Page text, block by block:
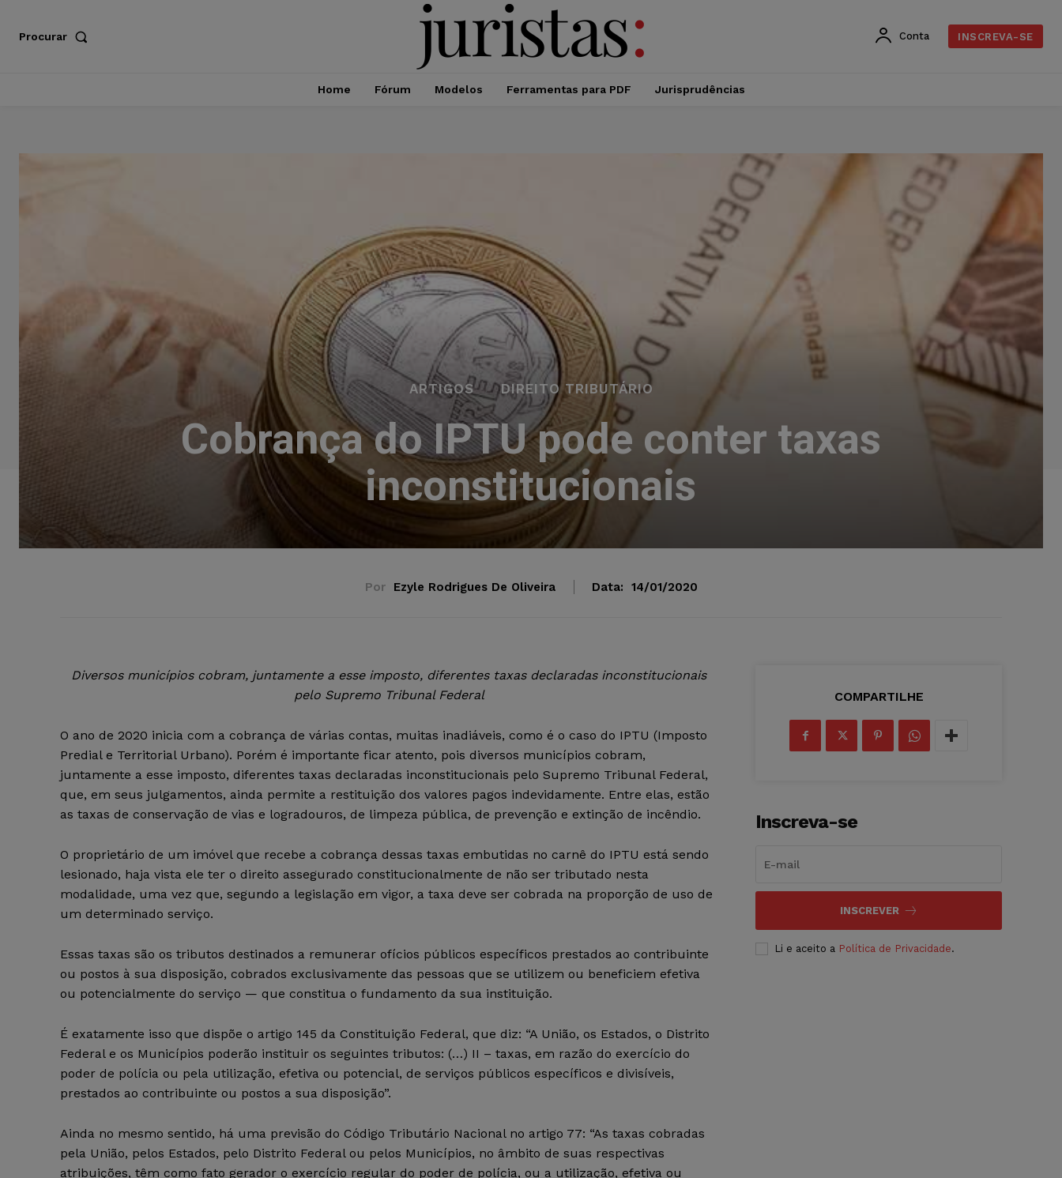
Procurar Conta INSCREVA-SE
Home Fórum Modelos Ferramentas para PDF Jurisprudências
ARTIGOS DIREITO TRIBUTÁRIO
Cobrança do IPTU pode conter taxas
inconstitucionais
Por Ezyle Rodrigues De Oliveira Data: 14/01/2020
Diversos municípios cobram, juntamente a esse imposto, diferentes taxas declaradas inconstitucionais
pelo Supremo Tribunal Federal
O ano de 2020 inicia com a cobrança de várias contas, muitas inadiáveis, como é o caso do IPTU (Imposto
Predial e Territorial Urbano). Porém é importante ficar atento, pois diversos municípios cobram,
juntamente a esse imposto, diferentes taxas declaradas inconstitucionais pelo Supremo Tribunal Federal,
que, em seus julgamentos, ainda permite a restituição dos valores pagos indevidamente. Entre elas, estão
as taxas de conservação de vias e logradouros, de limpeza pública, de prevenção e extinção de incêndio.
O proprietário de um imóvel que recebe a cobrança dessas taxas embutidas no carnê do IPTU está sendo
lesionado, haja vista ele ter o direito assegurado constitucionalmente de não ser tributado nesta
modalidade, uma vez que, segundo a legislação em vigor, a taxa deve ser cobrada na proporção de uso de
um determinado serviço.
Essas taxas são os tributos destinados a remunerar ofícios públicos específicos prestados ao contribuinte
ou postos à sua disposição, cobrados exclusivamente das pessoas que se utilizem ou beneficiem efetiva
ou potencialmente do serviço — que constitua o fundamento da sua instituição.
É exatamente isso que dispõe o artigo 145 da Constituição Federal, que diz: “A União, os Estados, o Distrito
Federal e os Municípios poderão instituir os seguintes tributos: (…) II – taxas, em razão do exercício do
poder de polícia ou pela utilização, efetiva ou potencial, de serviços públicos específicos e divisíveis,
prestados ao contribuinte ou postos a sua disposição”.
Ainda no mesmo sentido, há uma previsão do Código Tributário Nacional no artigo 77: “As taxas cobradas
pela União, pelos Estados, pelo Distrito Federal ou pelos Municípios, no âmbito de suas respectivas
atribuições, têm como fato gerador o exercício regular do poder de polícia, ou a utilização, efetiva ou
COMPARTILHE
Inscreva-se
INSCREVER
Li e aceito a Política de Privacidade.